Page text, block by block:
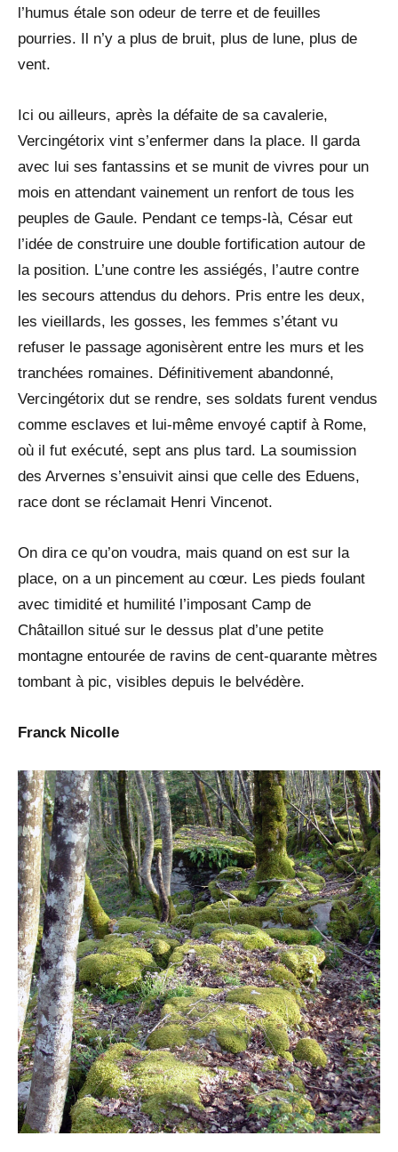
l’humus étale son odeur de terre et de feuilles
pourries. Il n’y a plus de bruit, plus de lune, plus de
vent.
Ici ou ailleurs, après la défaite de sa cavalerie,
Vercingétorix vint s’enfermer dans la place. Il garda
avec lui ses fantassins et se munit de vivres pour un
mois en attendant vainement un renfort de tous les
peuples de Gaule. Pendant ce temps-là, César eut
l’idée de construire une double fortification autour de
la position. L’une contre les assiégés, l’autre contre
les secours attendus du dehors. Pris entre les deux,
les vieillards, les gosses, les femmes s’étant vu
refuser le passage agonisèrent entre les murs et les
tranchées romaines. Définitivement abandonné,
Vercingétorix dut se rendre, ses soldats furent vendus
comme esclaves et lui-même envoyé captif à Rome,
où il fut exécuté, sept ans plus tard. La soumission
des Arvernes s’ensuivit ainsi que celle des Eduens,
race dont se réclamait Henri Vincenot.
On dira ce qu’on voudra, mais quand on est sur la
place, on a un pincement au cœur. Les pieds foulant
avec timidité et humilité l’imposant Camp de
Châtaillon situé sur le dessus plat d’une petite
montagne entourée de ravins de cent-quarante mètres
tombant à pic, visibles depuis le belvédère.
Franck Nicolle